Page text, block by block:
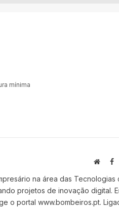
mínima
Website
na área das Tecnologias
projetos de inovação digital.
o portal www.bombeiros.pt.